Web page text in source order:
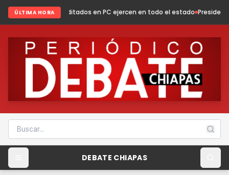
ÚLTIMA HORA
en PC ejercen en todo el estado Presidenta Fabiola Ricci
DEBATE CHIAPAS